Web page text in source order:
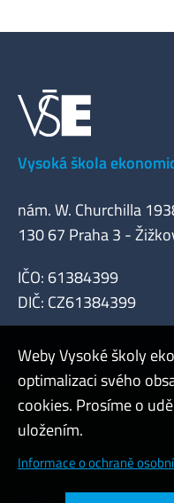
Vysoká škola
nám. W. Churchilla
130 67 Praha 3 -
IČO: 61384399
DIČ: CZ61384399
Admin
Cookies a ochrana
Weby Vysoké školy
optimalizaci svého
cookies. Prosíme o
uložením.
Informace o ochraně